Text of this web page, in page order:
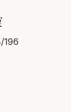
196